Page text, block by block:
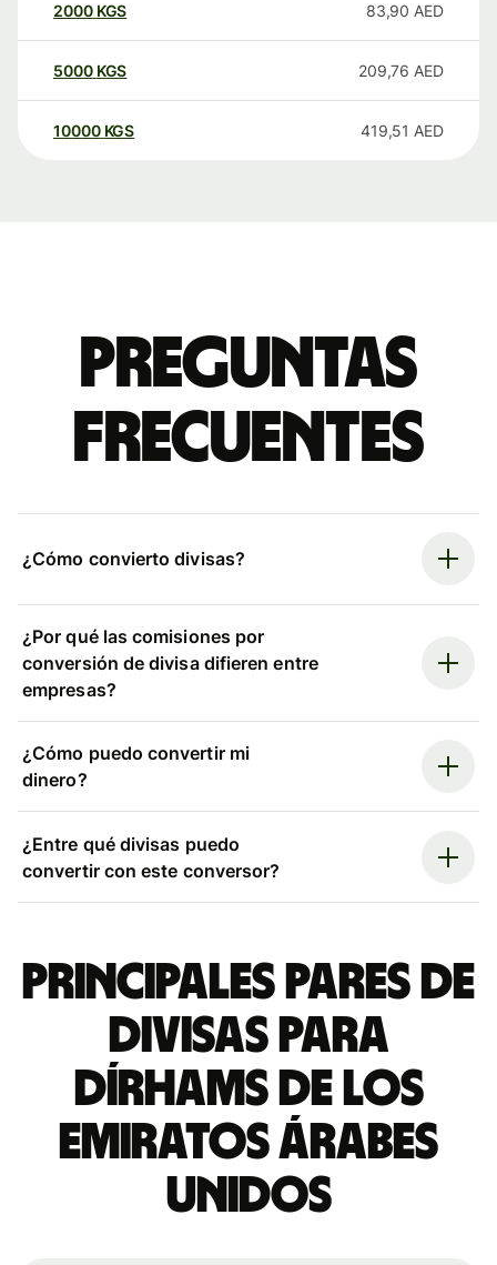
2000 KGS 83,90 AED
5000 KGS 209,76 AED
10000 KGS 419,51 AED
Preguntas
frecuentes
¿Cómo convierto divisas?
¿Por qué las comisiones por
conversión de divisa difieren entre
empresas?
¿Cómo puedo convertir mi
dinero?
¿Entre qué divisas puedo
convertir con este conversor?
Principales pares de
divisas para
dírhams de los
Emiratos Árabes
Unidos